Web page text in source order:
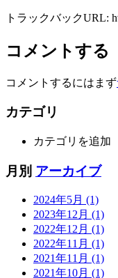
トラックバックURL:
コメントする
コメントするにはまず
カテゴリ
カテゴリを追加
月別 アーカイブ
2024年5月 (1)
2023年12月 (1)
2022年12月 (1)
2022年11月 (1)
2021年11月 (1)
2021年10月 (1)